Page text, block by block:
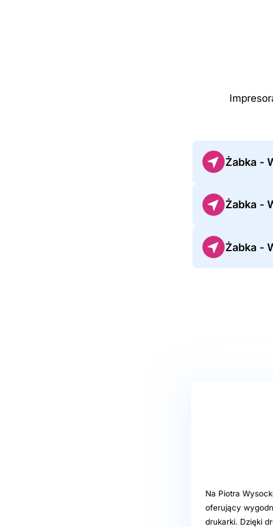
Żabka -
Żabka -
Żabka -
Na Piotra
oferujący
drukarki. Dzięki